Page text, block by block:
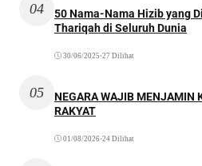
04
50 Nama-Nama Hizib yang
Thariqah di Seluruh Dunia
30/06/2025 •27 Dilihat
05
NEGARA WAJIB MENJAMIN
RAKYAT
01/08/2026•24 Dilihat